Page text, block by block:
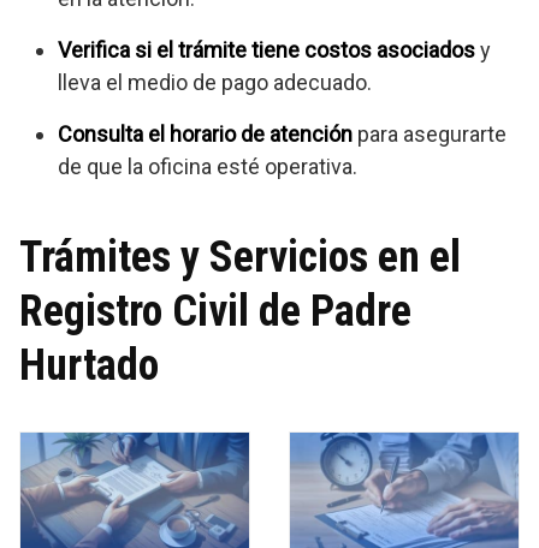
Verifica si el trámite tiene costos asociadosy
lleva el medio de pago adecuado.
Consulta el horario de atención para asegurarte
de que la oficina esté operativa.
Trámites y Servicios en el
Registro Civil de Padre
Hurtado